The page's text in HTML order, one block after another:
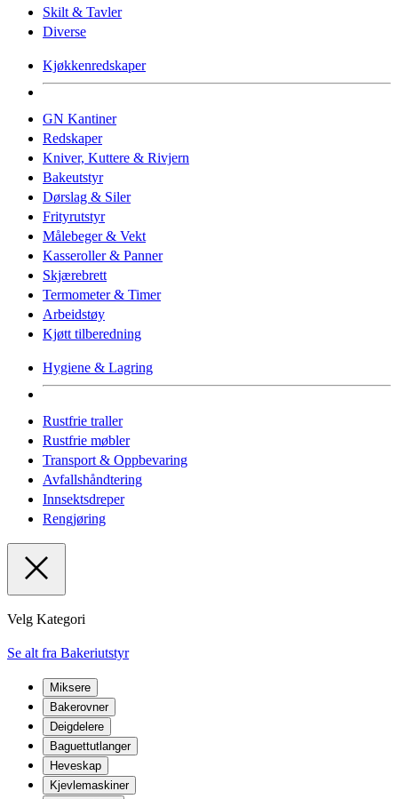
Skilt & Tavler
Diverse
Kjøkkenredskaper
GN Kantiner
Redskaper
Kniver, Kuttere & Rivjern
Bakeutstyr
Dørslag & Siler
Frityrutstyr
Målebeger & Vekt
Kasseroller & Panner
Skjærebrett
Termometer & Timer
Arbeidstøy
Kjøtt tilberedning
Hygiene & Lagring
Rustfrie traller
Rustfrie møbler
Transport & Oppbevaring
Avfallshåndtering
Innsektsdreper
Rengjøring
Velg Kategori
Se alt fra Bakeriutstyr
Miksere
Bakerovner
Deigdelere
Baguettutlanger
Heveskap
Kjevlemaskiner